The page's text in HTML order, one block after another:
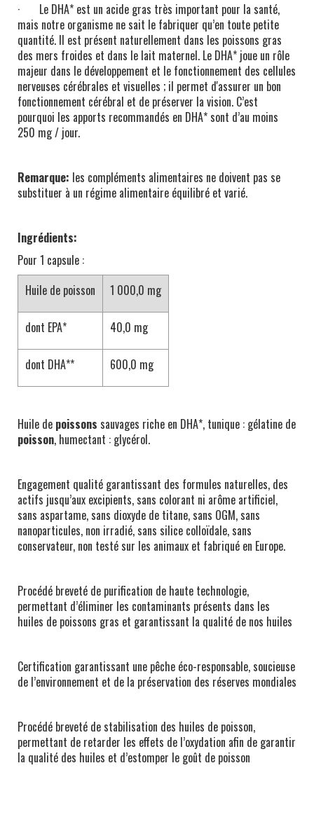
· Le DHA* est un acide gras très important pour la santé,
mais notre organisme ne sait le fabriquer qu’en toute petite
quantité. Il est présent naturellement dans les poissons gras
des mers froides et dans le lait maternel. Le DHA* joue un rôle
majeur dans le développement et le fonctionnement des cellules
nerveuses cérébrales et visuelles ; il permet d'assurer un bon
fonctionnement cérébral et de préserver la vision. C’est
pourquoi les apports recommandés en DHA* sont d’au moins
250 mg / jour.
Remarque: les compléments alimentaires ne doivent pas se
substituer à un régime alimentaire équilibré et varié.
Ingrédients:
Pour 1 capsule :
Huile de poisson
1 000,0 mg
dont EPA* 40,0 mg
dont DHA** 600,0 mg
Huile de poissons sauvages riche en DHA*, tunique : gélatine de
poisson, humectant : glycérol.
Engagement qualité garantissant des formules naturelles, des
actifs jusqu’aux excipients, sans colorant ni arôme artificiel,
sans aspartame, sans dioxyde de titane, sans OGM, sans
nanoparticules, non irradié, sans silice colloïdale, sans
conservateur, non testé sur les animaux et fabriqué en Europe.
Procédé breveté de purification de haute technologie,
permettant d’éliminer les contaminants présents dans les
huiles de poissons gras et garantissant la qualité de nos huiles
Certification garantissant une pêche éco-responsable, soucieuse
de l’environnement et de la préservation des réserves mondiales
Procédé breveté de stabilisation des huiles de poisson,
permettant de retarder les effets de l’oxydation afin de garantir
la qualité des huiles et d’estomper le goût de poisson